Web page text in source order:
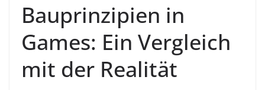
Bauprinzipien in
Games: Ein Vergleich
mit der Realität